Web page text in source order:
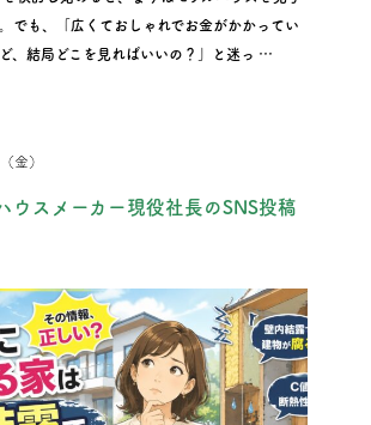
でも、「広くておしゃれでお金がかかってい
、結局どこを見ればいいの？」と迷っ …
ルハウスはここを見ろ！失敗しないための見学チェック
金）
ウスメーカー現役社長のSNS投稿